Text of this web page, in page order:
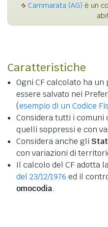
Cammarata (AG) è un
Caratteristiche
Ogni CF calcolato ha un
essere salvato nei
(esempio di un Codice
Considera tutti i comuni
quelli soppressi e con
Considera anche gli
con variazioni di
Il calcolo del CF adotta
del 23/12/1976 ed il
omocodia.